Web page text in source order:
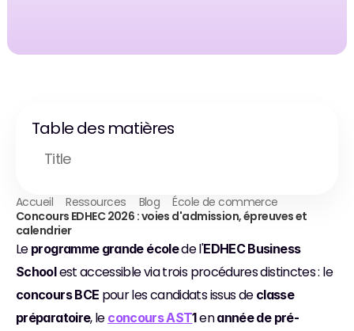
Table des matières
Title
Accueil Ressources Blog
École de commerce
Concours EDHEC 2026 : voies d'admission, épreuves et
calendrier
Le programme grande école de l'EDHEC Business
School
est accessible via trois procédures distinctes : le
concours BCE pour les candidats issus de classe
préparatoire, le concours AST1 en année de pré-